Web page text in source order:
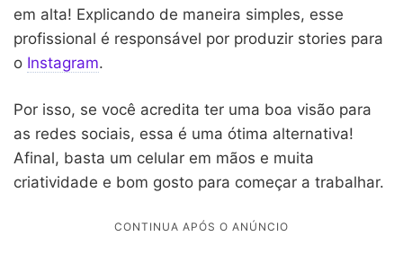
em alta! Explicando de maneira simples, esse
profissional é responsável por produzir stories para
o Instagram.
Por isso, se você acredita ter uma boa visão para
as redes sociais, essa é uma ótima alternativa!
Afinal, basta um celular em mãos e muita
criatividade e bom gosto para começar a trabalhar.